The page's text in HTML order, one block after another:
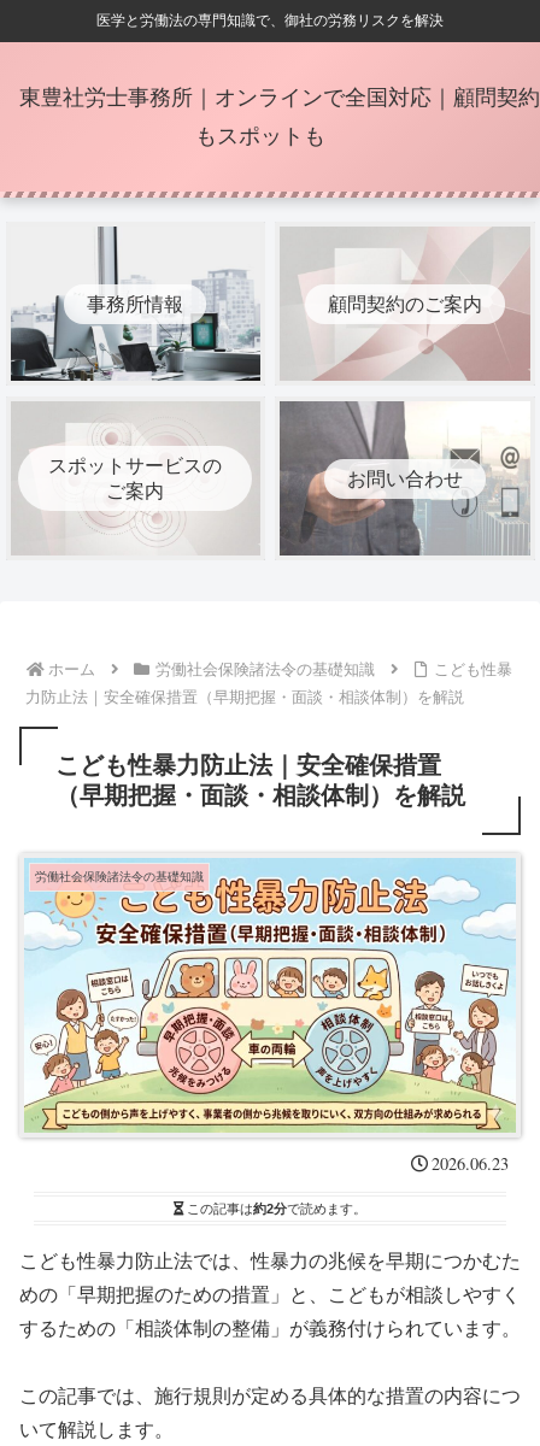
医学と労働法の専門知識で、御社の労務リスクを解決
東豊社労士事務所｜オンラインで全国対応｜顧問契約
もスポットも
事務所情報 顧問契約のご案内
スポットサービスの
ご案内
お問い合わせ
ホーム 労働社会保険諸法令の基礎知識
こども性暴
力防止法｜安全確保措置（早期把握・面談・相談体制）を解説
こども性暴力防止法｜安全確保措置
（早期把握・面談・相談体制）を解説
労働社会保険諸法令の基礎知識
2026.06.23
この記事は約2分で読めます。
こども性暴力防止法では、性暴力の兆候を早期につかむた
めの「早期把握のための措置」と、こどもが相談しやすく
するための「相談体制の整備」が義務付けられています。
この記事では、施行規則が定める具体的な措置の内容につ
いて解説します。